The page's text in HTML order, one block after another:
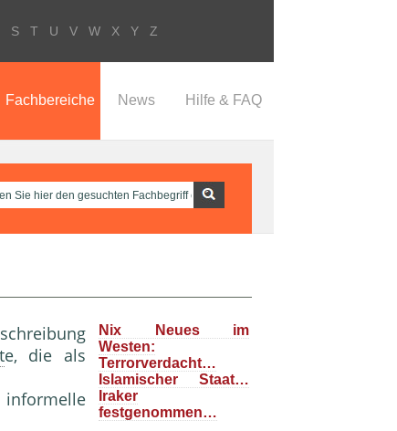
S T U V W X Y Z
Fachbereiche News Hilfe & FAQ
e, die als
Nix Neues im
Westen:
Terrorverdacht…
Islamischer Staat…
Iraker
festgenommen…